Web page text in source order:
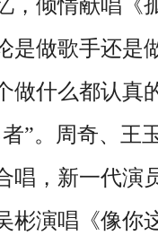
，倾情献唱《
是做歌手还是
做什么都认真
”。周奇、王
唱，新一代演
彬演唱《像你